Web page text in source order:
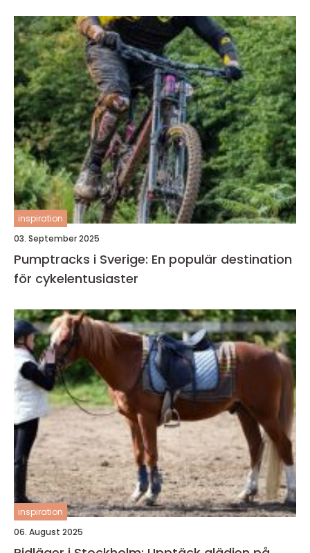
inspiration
03. September 2025
Pumptracks i Sverige: En populär destination
för cykelentusiaster
inspiration
06. August 2025